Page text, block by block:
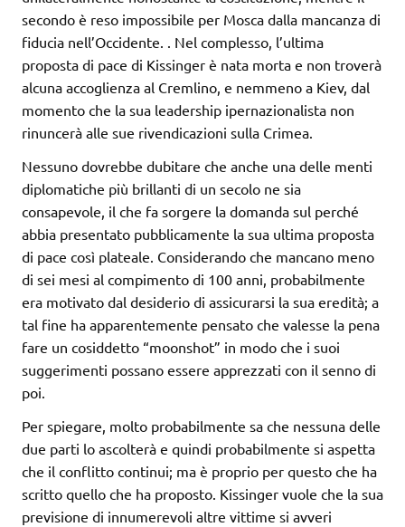
secondo è reso impossibile per Mosca dalla mancanza di
fiducia nell’Occidente. . Nel complesso, l’ultima
proposta di pace di Kissinger è nata morta e non troverà
alcuna accoglienza al Cremlino, e nemmeno a Kiev, dal
momento che la sua leadership ipernazionalista non
rinuncerà alle sue rivendicazioni sulla Crimea.
Nessuno dovrebbe dubitare che anche una delle menti
diplomatiche più brillanti di un secolo ne sia
consapevole, il che fa sorgere la domanda sul perché
abbia presentato pubblicamente la sua ultima proposta
di pace così plateale. Considerando che mancano meno
di sei mesi al compimento di 100 anni, probabilmente
era motivato dal desiderio di assicurarsi la sua eredità; a
tal fine ha apparentemente pensato che valesse la pena
fare un cosiddetto “moonshot” in modo che i suoi
suggerimenti possano essere apprezzati con il senno di
poi.
Per spiegare, molto probabilmente sa che nessuna delle
due parti lo ascolterà e quindi probabilmente si aspetta
che il conflitto continui; ma è proprio per questo che ha
scritto quello che ha proposto. Kissinger vuole che la sua
previsione di innumerevoli altre vittime si avveri